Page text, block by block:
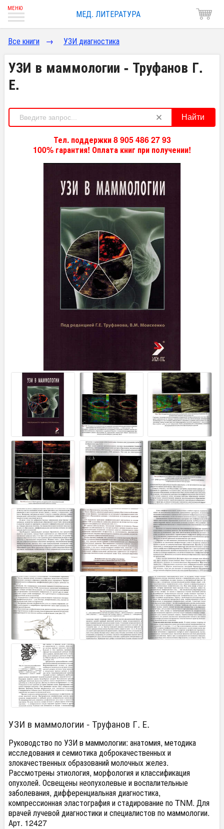
МЕД. ЛИТЕРАТУРА
Все книги → УЗИ диагностика
УЗИ в маммологии - Труфанов Г.
Е.
Найти
Тел. поддержки 8 905 486 27 93
100% гарантия! Оплата книг при получении!
УЗИ в маммологии - Труфанов Г. Е.
Руководство по УЗИ в маммологии: анатомия, методика
исследования и семиотика доброкачественных и
злокачественных образований молочных желез.
Рассмотрены этиология, морфология и классификация
опухолей. Освещены неопухолевые и воспалительные
заболевания, дифференциальная диагностика,
компрессионная эластография и стадирование по TNM. Для
врачей лучевой диагностики и специалистов по маммологии.
Арт. 12427